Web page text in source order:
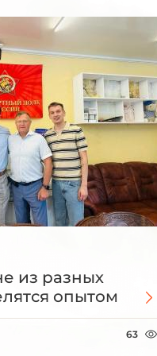
из разных
опытом
63